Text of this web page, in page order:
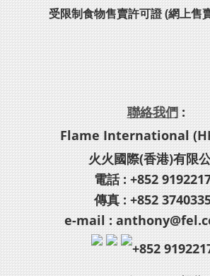
受限制食物售賣許可證 (網上售
聯絡我們:
Flame International
火火國際(香港)有限
電話 : +852
傳真 : +852
e-mail :
+852